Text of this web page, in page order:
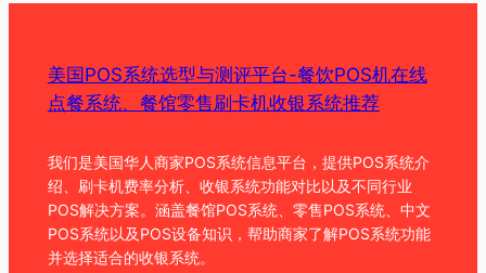
美国POS系统选型与测评平台-餐饮POS机在线
点餐系统、餐馆零售刷卡机收银系统推荐
我们是美国华人商家POS系统信息平台，提供POS系统介
绍、刷卡机费率分析、收银系统功能对比以及不同行业
POS解决方案。涵盖餐馆POS系统、零售POS系统、中文
POS系统以及POS设备知识，帮助商家了解POS系统功能
并选择适合的收银系统。